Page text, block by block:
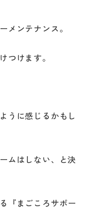
メンテナンス。
つけます。
うに感じるかもし
ムはしない、と決
『まごころサポー